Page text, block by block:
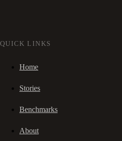
QUICK LINKS
Home
Stories
Benchmarks
About